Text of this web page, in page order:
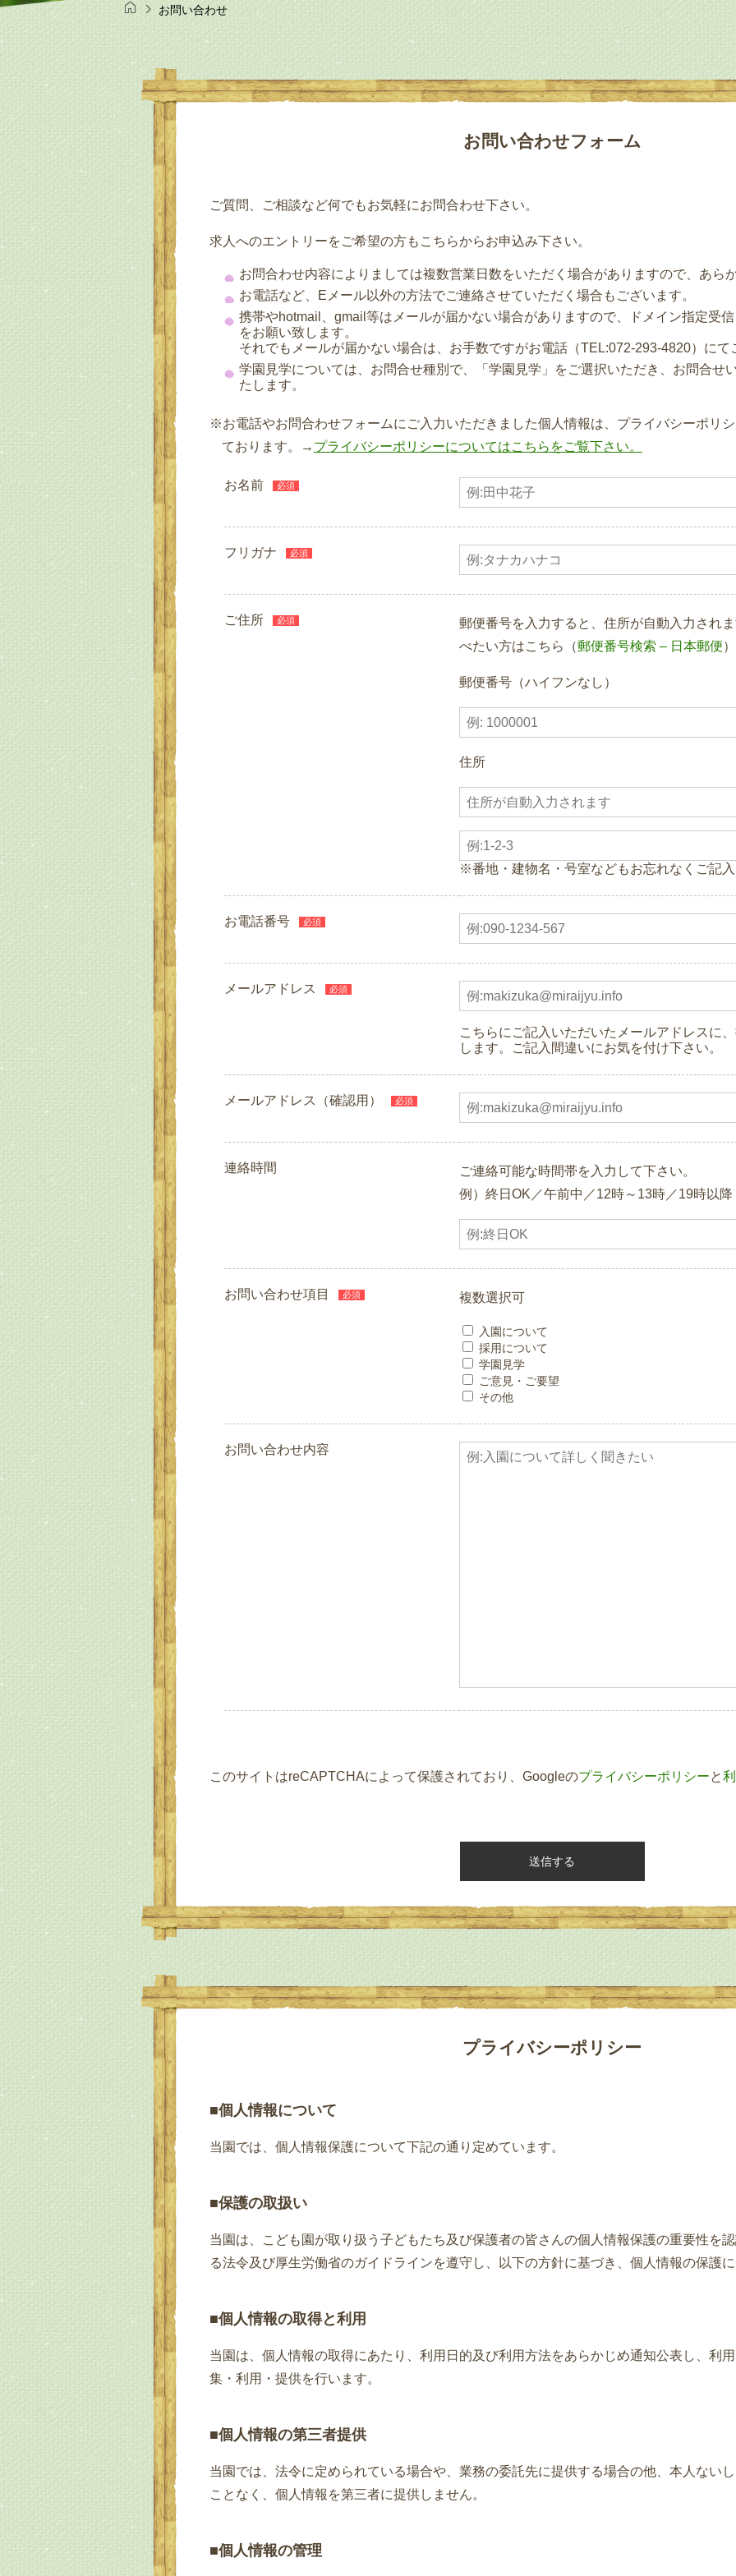
お問い合わせ
お問い合わせフォーム
ご質問、ご相談など何でもお気軽にお問合わせ下さい。
求人へのエントリーをご希望の方もこちらからお申込み下さい。
お問合わせ内容によりましては複数営業日数をいただく場合がありますので、あら
お電話など、Eメール以外の方法でご連絡させていただく場合もございます。
携帯やhotmail、gmail等はメールが届かない場合がありますので、ドメイン指定受
をお願い致します。
それでもメールが届かない場合は、お手数ですがお電話（TEL:072-293-4820）にて
学園見学については、お問合せ種別で、「学園見学」をご選択いただき、お問合せ
たします。
お電話やお問合わせフォームにご入力いただきました個人情報は、プライバシーポリ
ております。→ プライバシーポリシーについてはこちらをご覧下さい。
お名前 必須
フリガナ 必須
ご住所 必須
郵便番号を入力すると、住所が自動入力され
べたい方はこちら（郵便番号検索 – 日本郵便
郵便番号（ハイフンなし）
住所
※番地・建物名・号室などもお忘れなくご記
お電話番号 必須
メールアドレス 必須
こちらにご記入いただいたメールアドレスに
します。ご記入間違いにお気を付け下さい。
メールアドレス（確認用） 必須
連絡時間
ご連絡可能な時間帯を入力して下さい。
例）終日OK／午前中／12時～13時／19時以
お問い合わせ項目 必須 複数選択可
入園について
採用について
学園見学
ご意見・ご要望
その他
お問い合わせ内容
このサイトはreCAPTCHAによって保護されており、Googleのプライバシーポリシーと
プライバシーポリシー
■個人情報について
当園では、個人情報保護について下記の通り定めています。
■保護の取扱い
当園は、こども園が取り扱う子どもたち及び保護者の皆さんの個人情報保護の重要性を
る法令及び厚生労働省のガイドラインを遵守し、以下の方針に基づき、個人情報の保護
■個人情報の取得と利用
当園は、個人情報の取得にあたり、利用日的及び利用方法をあらかじめ通知公表し、利
集・利用・提供を行います。
■個人情報の第三者提供
当園では、法令に定められている場合や、業務の委託先に提供する場合の他、本人ない
ことなく、個人情報を第三者に提供しません。
■個人情報の管理